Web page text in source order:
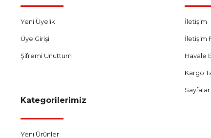
Yeni Üyelik
Üye Girişi
Şifremi Unuttum
İletişim
İletişim
Havale
Kargo
Sayfalar
Kategorilerimiz
Yeni Ürünler